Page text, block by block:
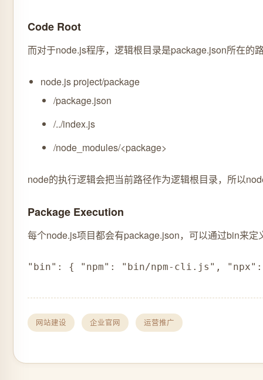
Code Root
而对于node.js程序，逻辑根目录是package.json所在的
node.js project/package
/package.json
/../index.js
/node_modules/<package>
node的执行逻辑会把当前路径作为逻辑根目录，所以
Package Execution
每个node.js项目都会有package.json，可以通过bin来
"bin": { "npm": "bin/npm-cli.js",
网站建设 企业官网 运营推广